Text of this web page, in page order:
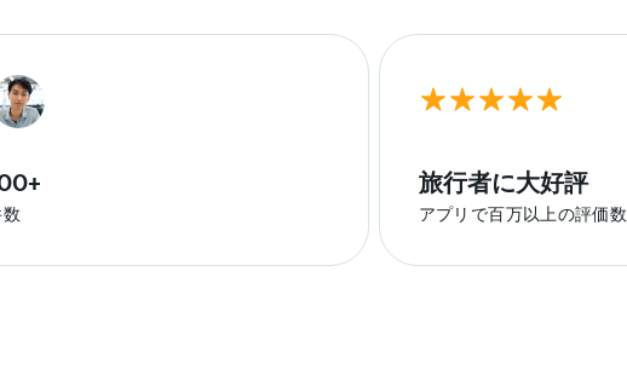
旅行者に大好評
アプリで百万以上の評価数